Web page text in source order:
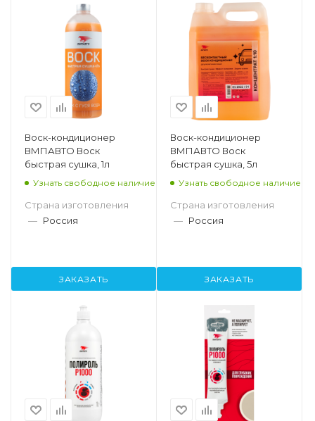
Воск-кондиционер
ВМПАВТО Воск
быстрая сушка, 1л
Узнать свободное наличие
Страна изготовления
— Россия
ЗАКАЗАТЬ
Воск-кондиционер
ВМПАВТО Воск
быстрая сушка, 5л
Узнать свободное наличие
Страна изготовления
— Россия
ЗАКАЗАТЬ